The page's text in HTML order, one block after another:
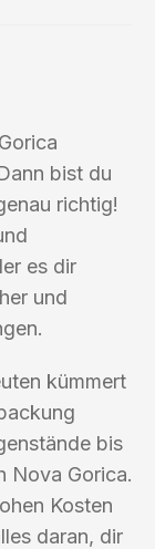
bist du
richtig!
es dir
und
kümmert
bis
Nova Gorica.
Kosten
daran, dir